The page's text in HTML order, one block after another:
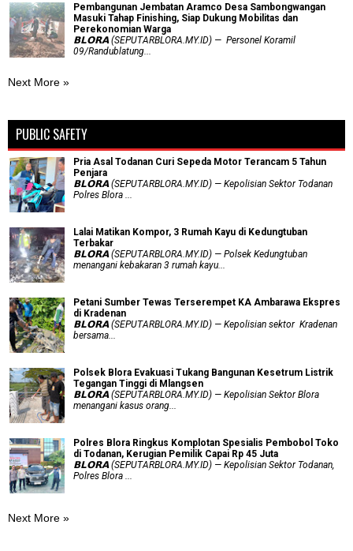
Pembangunan Jembatan Aramco Desa Sambongwangan
Masuki Tahap Finishing, Siap Dukung Mobilitas dan
Perekonomian Warga
𝗕𝗟𝗢𝗥𝗔 (SEPUTARBLORA.MY.ID) — Personel Koramil
09/Randublatung...
Next More »
PUBLIC SAFETY
Pria Asal Todanan Curi Sepeda Motor Terancam 5 Tahun
Penjara
𝗕𝗟𝗢𝗥𝗔 (SEPUTARBLORA.MY.ID) — Kepolisian Sektor Todanan
Polres Blora ...
Lalai Matikan Kompor, 3 Rumah Kayu di Kedungtuban
Terbakar
𝗕𝗟𝗢𝗥𝗔 (SEPUTARBLORA.MY.ID) — Polsek Kedungtuban
menangani kebakaran 3 rumah kayu...
Petani Sumber Tewas Terserempet KA Ambarawa Ekspres
di Kradenan
𝗕𝗟𝗢𝗥𝗔 (SEPUTARBLORA.MY.ID) — Kepolisian sektor Kradenan
bersama...
Polsek Blora Evakuasi Tukang Bangunan Kesetrum Listrik
Tegangan Tinggi di Mlangsen
𝗕𝗟𝗢𝗥𝗔 (SEPUTARBLORA.MY.ID) — Kepolisian Sektor Blora
menangani kasus orang...
Polres Blora Ringkus Komplotan Spesialis Pembobol Toko
di Todanan, Kerugian Pemilik Capai Rp 45 Juta
𝗕𝗟𝗢𝗥𝗔 (SEPUTARBLORA.MY.ID) — Kepolisian Sektor Todanan,
Polres Blora ...
Next More »